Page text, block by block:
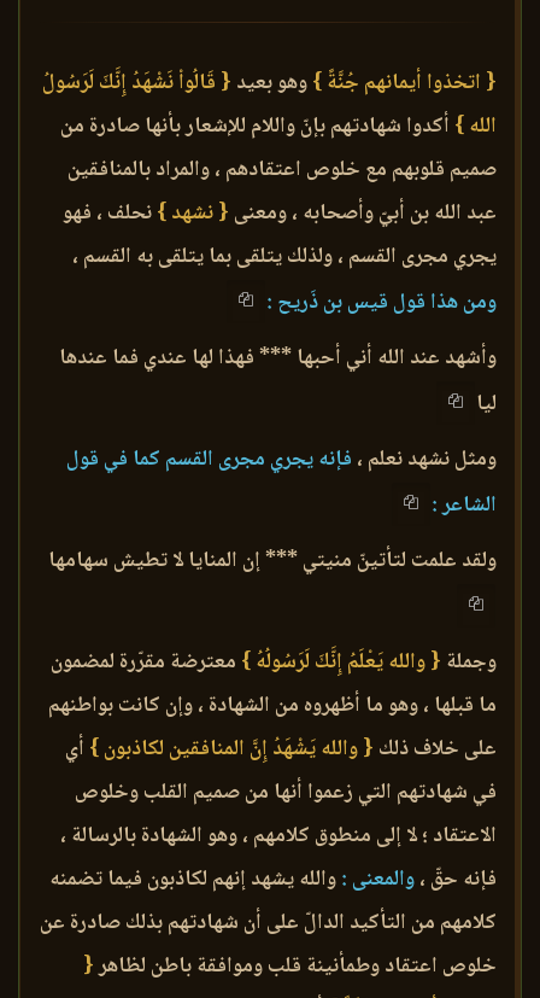
{ اتخذوا أيمانهم جُنَّةً }وهو بعيد { قَالُواْ نَشْهَدُ إِنَّكَ لَرَسُولُ
الله } أكدوا شهادتهم بإنّ واللام للإشعار بأنها صادرة من
صميم قلوبهم مع خلوص اعتقادهم ، والمراد بالمنافقين
عبد الله بن أبيّ وأصحابه ، ومعنى { نشهد }نحلف ، فهو
يجري مجرى القسم ، ولذلك يتلقى بما يتلقى به القسم ،
ومن هذا قول قيس بن ذَريح :
وأشهد عند الله أني أحبها *** فهذا لها عندي فما عندها
ليا
ومثل نشهد نعلم ، فإنه يجري مجرى القسم كما في قول
الشاعر :
ولقد علمت لتأتينّ منيتي *** إن المنايا لا تطيش سهامها
وجملة { والله يَعْلَمُ إِنَّكَ لَرَسُولُهُ } معترضة مقرّرة لمضمون
ما قبلها ، وهو ما أظهروه من الشهادة ، وإن كانت بواطنهم
على خلاف ذلك { والله يَشْهَدُ إِنَّ المنافقين لكاذبون } أي
في شهادتهم التي زعموا أنها من صميم القلب وخلوص
الاعتقاد ؛ لا إلى منطوق كلامهم ، وهو الشهادة بالرسالة ،
فإنه حقّ ،والمعنى :والله يشهد إنهم لكاذبون فيما تضمنه
كلامهم من التأكيد الدالّ على أن شهادتهم بذلك صادرة عن
خلوص اعتقاد وطمأنينة قلب وموافقة باطن لظاهر{